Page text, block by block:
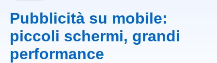
Pubblicità su mobile:
piccoli schermi, grandi
performance